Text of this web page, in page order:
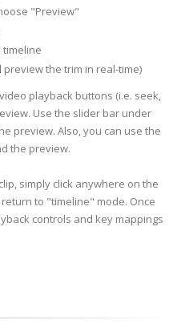
"Preview"
timeline
preview the trim in real-time)
playback buttons (i.e. seek,
Use the slider bar under
preview. Also, you can use the
the preview.
simply click anywhere on the
to "timeline" mode. Once
controls and key mappings